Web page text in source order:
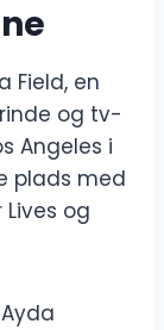
Field, en
og tv-
Angeles i
plads med
og